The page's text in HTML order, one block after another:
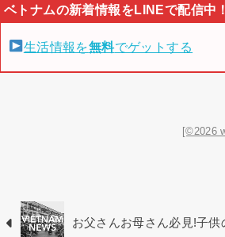
生活情報を無料でゲットする
[©2026
お父さんお母さん必見!子